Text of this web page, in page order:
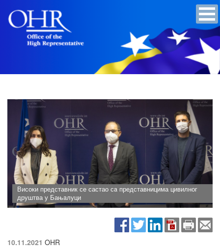
Високи представник се састао сa представницима цивилног
друштва у Бањaлуци
10.11.2021 OHR